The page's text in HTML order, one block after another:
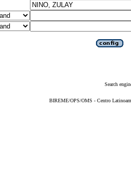
Search
BIREME/OPS/OMS - Centro